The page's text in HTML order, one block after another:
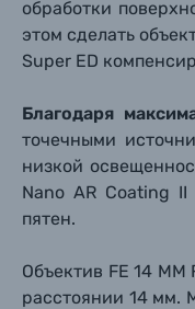
Вспышки
обработки
этом сделать
Super ED
Благодаря
точечными
низкой
Nano AR Coating
пятен.
Объектив FE 14 ММ
расстоянии 14 мм.